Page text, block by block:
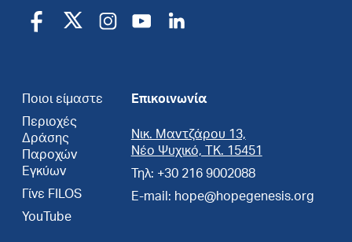
Ποιοι είμαστε
Περιοχές
Δράσης
Παροχών
Εγκύων
Γίνε FILOS
YouTube
Επικοινωνία
Νικ. Μαντζάρου 13,
Νέο Ψυχικό, ΤΚ. 15451
Τηλ: +30 216 9002088
E-mail: hope@hopegenesis.org